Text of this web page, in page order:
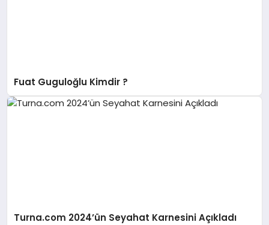
Fuat Guguloğlu Kimdir ?
Turna.com 2024’ün Seyahat Karnesini Açıkladı